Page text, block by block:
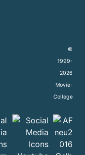
©
1999-
2026
Movie-
College